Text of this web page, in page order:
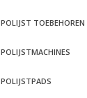
POLIJST TOEBEHOREN
POLIJSTMACHINES
POLIJSTPADS